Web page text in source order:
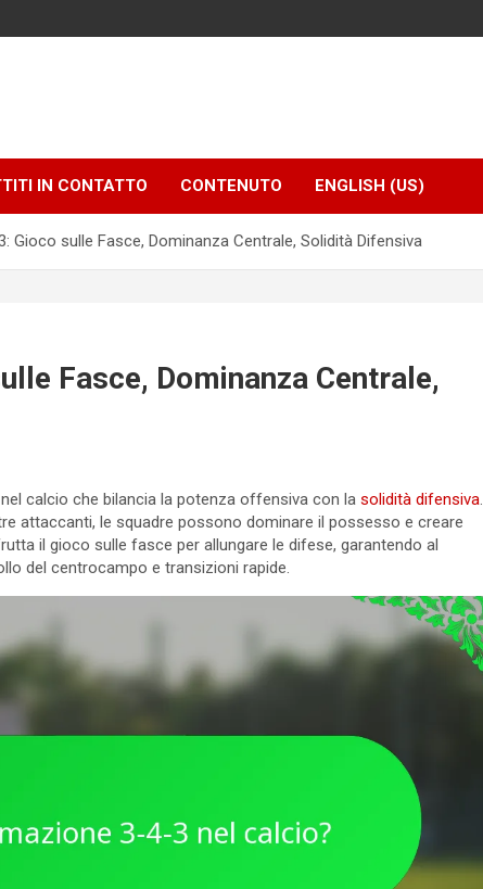
IN CONTATTO CONTENUTO ENGLISH (US)
Gioco sulle Fasce, Dominanza Centrale, Solidità Difensiva
Fasce, Dominanza Centrale,
calcio che bilancia la potenza offensiva con la solidità difensiva.
attaccanti, le squadre possono dominare il possesso e creare
il gioco sulle fasce per allungare le difese, garantendo al
del centrocampo e transizioni rapide.